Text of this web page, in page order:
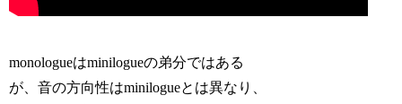
monologueはminilogueの弟分ではある
が、音の方向性はminilogueとは異なり、